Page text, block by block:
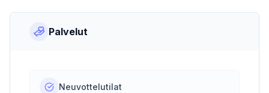
Palvelut
Neuvottelutilat